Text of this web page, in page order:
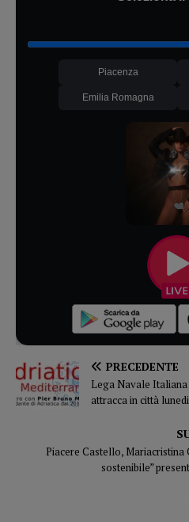
Piacenza
Emilia Romagna
PRECEDENTE
Lega Navale
attracca in città
Piacere Castello, Mariacristina
sostenibile”